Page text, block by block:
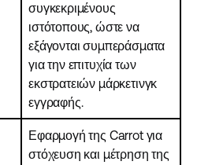
συγκεκριμένους
ιστότοπους, ώστε να
εξάγονται συμπεράσματα
για την επιτυχία των
εκστρατειών μάρκετινγκ
εγγραφής.
Εφαρμογή της Carrot για
στόχευση και μέτρηση της